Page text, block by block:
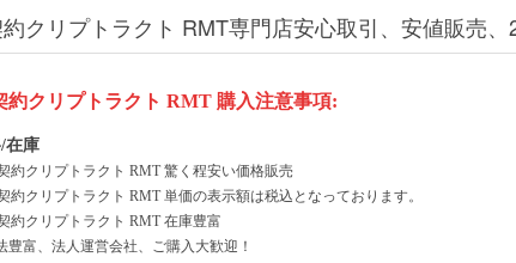
クリプトラクト RMT専門店安心取引、安値販売
約クリプトラクト RMT 購入注意事項:
庫
約クリプトラクト RMT 驚く程安い価格販売
約クリプトラクト RMT 単価の表示額は税込となっております。
約クリプトラクト RMT 在庫豊富
豊富、法人運営会社、ご購入大歓迎！